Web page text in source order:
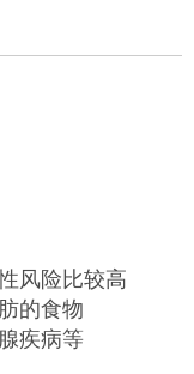
风险比较高
的食物
疾病等